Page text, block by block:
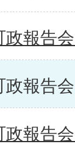
政報告
政報告
政報告